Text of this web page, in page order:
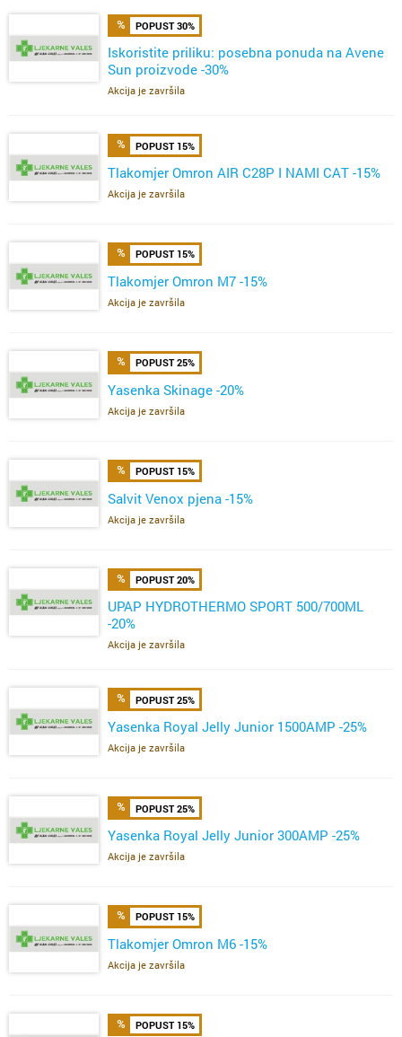
POPUST 30%
Iskoristite priliku: posebna ponuda na Avene
Sun proizvode -30%
Akcija je završila
POPUST 15%
Tlakomjer Omron AIR C28P I NAMI CAT -15%
Akcija je završila
POPUST 15%
Tlakomjer Omron M7 -15%
Akcija je završila
POPUST 25%
Yasenka Skinage -20%
Akcija je završila
POPUST 15%
Salvit Venox pjena -15%
Akcija je završila
POPUST 20%
UPAP HYDROTHERMO SPORT 500/700ML
-20%
Akcija je završila
POPUST 25%
Yasenka Royal Jelly Junior 1500AMP -25%
Akcija je završila
POPUST 25%
Yasenka Royal Jelly Junior 300AMP -25%
Akcija je završila
POPUST 15%
Tlakomjer Omron M6 -15%
Akcija je završila
POPUST 15%